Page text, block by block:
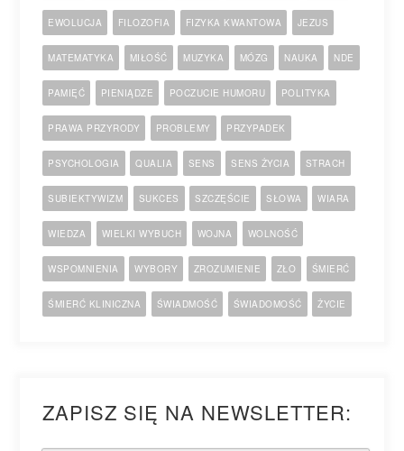
EWOLUCJA FILOZOFIA FIZYKA KWANTOWA JEZUS
MATEMATYKA MIŁOŚĆ MUZYKA MÓZG NAUKA NDE
PAMIĘĆ PIENIĄDZE POCZUCIE HUMORU POLITYKA
PRAWA PRZYRODY PROBLEMY PRZYPADEK
PSYCHOLOGIA QUALIA SENS SENS ŻYCIA STRACH
SUBIEKTYWIZM SUKCES SZCZĘŚCIE SŁOWA WIARA
WIEDZA WIELKI WYBUCH WOJNA WOLNOŚĆ
WSPOMNIENIA WYBORY ZROZUMIENIE ZŁO ŚMIERĆ
ŚMIERĆ KLINICZNA ŚWIADMOŚĆ ŚWIADOMOŚĆ ŻYCIE
ZAPISZ SIĘ NA NEWSLETTER: